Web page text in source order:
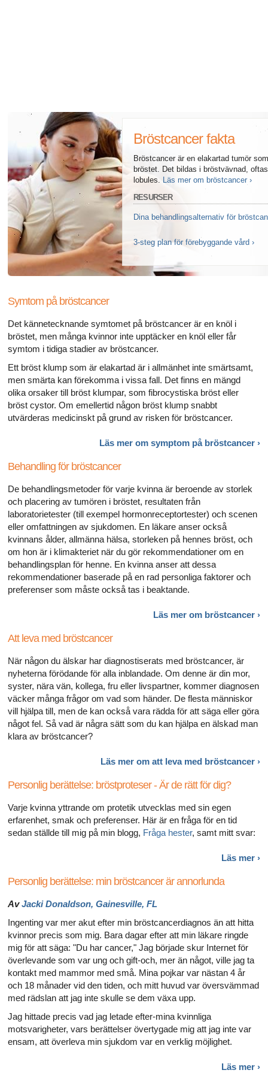
Alla artiklar om depression och erektil dysfunktion
Alla artiklar om lupus Bröstcancer fakta
Bröstcancer är en elakartad tumör
bröstet. Det bildas i bröstvävnad,
lobules. Läs mer om bröstcancer ›
RESURSER
Dina behandlingsalternativ för
3-steg plan för förebyggande vård ›
Symtom på bröstcancer
Det kännetecknande symtomet på bröstcancer är en knöl i
bröstet, men många kvinnor inte upptäcker en knöl eller får
symtom i tidiga stadier av bröstcancer.
Ett bröst klump som är elakartad är i allmänhet inte smärtsamt,
men smärta kan förekomma i vissa fall. Det finns en mängd
olika orsaker till bröst klumpar, som fibrocystiska bröst eller
bröst cystor. Om emellertid någon bröst klump snabbt
utvärderas medicinskt på grund av risken för bröstcancer.
Läs mer om symptom på bröstcancer ›
Behandling för bröstcancer
De behandlingsmetoder för varje kvinna är beroende av storlek
och placering av tumören i bröstet, resultaten från
laboratorietester (till exempel hormonreceptortester) och scenen
eller omfattningen av sjukdomen. En läkare anser också
kvinnans ålder, allmänna hälsa, storleken på hennes bröst, och
om hon är i klimakteriet när du gör rekommendationer om en
behandlingsplan för henne. En kvinna anser att dessa
rekommendationer baserade på en rad personliga faktorer och
preferenser som måste också tas i beaktande.
Läs mer om bröstcancer ›
Att leva med bröstcancer
När någon du älskar har diagnostiserats med bröstcancer, är
nyheterna förödande för alla inblandade. Om denne är din mor,
syster, nära vän, kollega, fru eller livspartner, kommer diagnosen
väcker många frågor om vad som händer. De flesta människor
vill hjälpa till, men de kan också vara rädda för att säga eller göra
något fel. Så vad är några sätt som du kan hjälpa en älskad man
klara av bröstcancer?
Läs mer om att leva med bröstcancer ›
Personlig berättelse: bröstproteser - Är de rätt för dig?
Varje kvinna yttrande om protetik utvecklas med sin egen
erfarenhet, smak och preferenser. Här är en fråga för en tid
sedan ställde till mig på min blogg, Fråga hester, samt mitt svar:
Läs mer ›
Personlig berättelse: min bröstcancer är annorlunda
AvJacki Donaldson, Gainesville, FL
Ingenting var mer akut efter min bröstcancerdiagnos än att hitta
kvinnor precis som mig. Bara dagar efter att min läkare ringde
mig för att säga: "Du har cancer," Jag började skur Internet för
överlevande som var ung och gift-och, mer än något, ville jag ta
kontakt med mammor med små. Mina pojkar var nästan 4 år
och 18 månader vid den tiden, och mitt huvud var översvämmad
med rädslan att jag inte skulle se dem växa upp.
Jag hittade precis vad jag letade efter-mina kvinnliga
motsvarigheter, vars berättelser övertygade mig att jag inte var
ensam, att överleva min sjukdom var en verklig möjlighet.
Läs mer ›